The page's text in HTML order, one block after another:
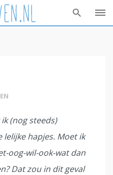
(nog steeds)
lelijke hapjes. Moet ik
oog-wil-ook-wat dan
Dat zou in dit geval